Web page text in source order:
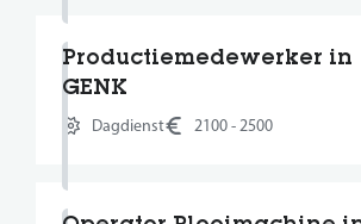
Productiemedewerker in
GENK
Dagdienst 2100 - 2500